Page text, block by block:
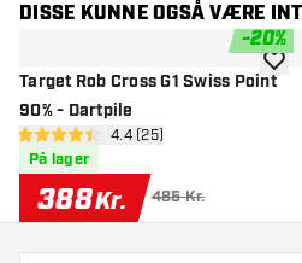
DISSE KUNNE OGSÅ VÆRE
-20%
Target Rob Cross G1 Swiss Point
90% - Dartpile
åbn anmeldelsespanel
4.4 bedømmelsesstjerner
4.4 (25)
På lager
388Kr. 485 Kr.